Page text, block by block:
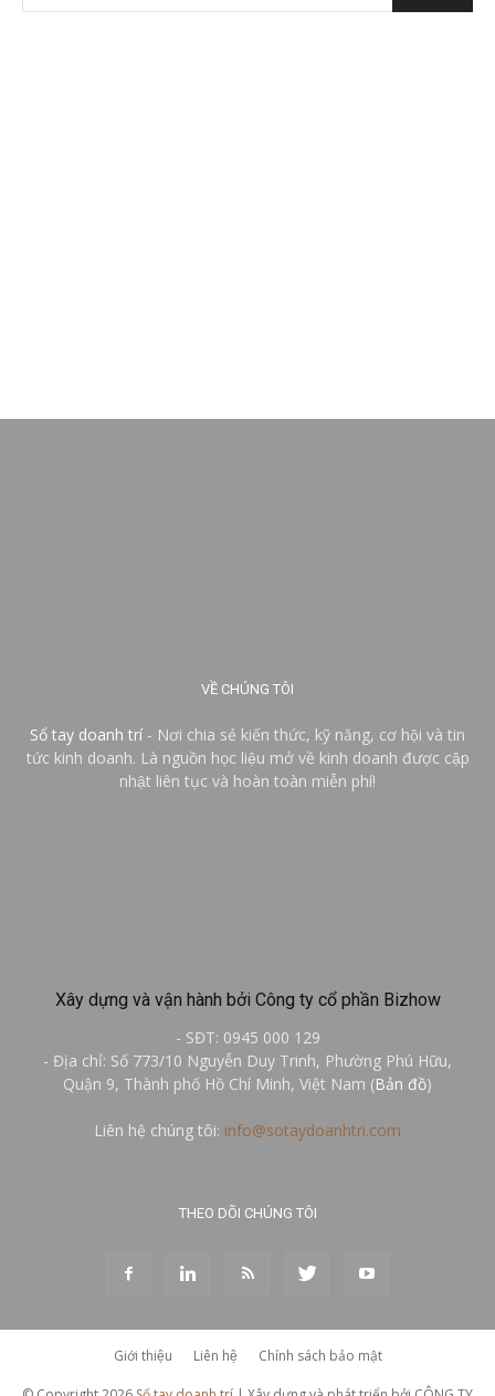
VỀ CHÚNG TÔI
Sổ tay doanh trí - Nơi chia sẻ kiến thức, kỹ năng, cơ hội và tin
tức kinh doanh. Là nguồn học liệu mở về kinh doanh được cập
nhật liên tục và hoàn toàn miễn phí!
Xây dựng và vận hành bởi Công ty cổ phần Bizhow
- SĐT: 0945 000 129
- Địa chỉ: Số 773/10 Nguyễn Duy Trinh, Phường Phú Hữu,
Quận 9, Thành phố Hồ Chí Minh, Việt Nam (Bản đồ)
Liên hệ chúng tôi: info@sotaydoanhtri.com
THEO DÕI CHÚNG TÔI
Giới thiệu Liên hệ Chính sách bảo mật